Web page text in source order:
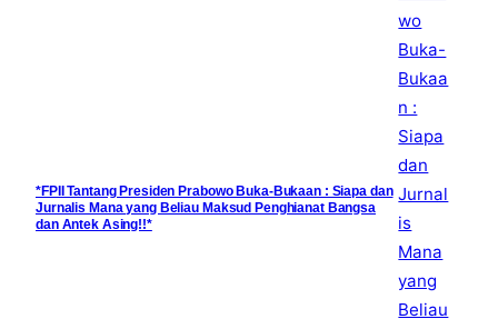
*FPII Tantang Presiden Prabowo Buka-Bukaan : Siapa dan
Jurnalis Mana yang Beliau Maksud Penghianat Bangsa
dan Antek Asing!!*